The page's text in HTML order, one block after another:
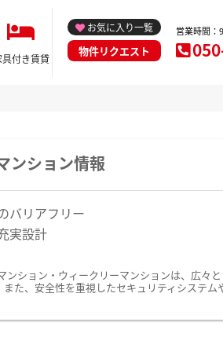
具付き賃貸
お気に入り一覧
物件リクエスト
営業時間：
ンション情報
バリアフリー
実設計
ション・ウィークリーマンションは、広々
た、安全性を重視したセキュリティシステム